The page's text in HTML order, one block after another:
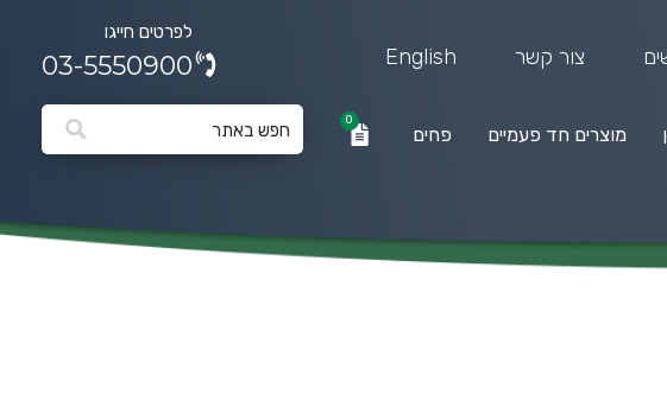
צור קשר English
לפרטים חייגו
03-5550900
מוצרים חד פעמיים פחים
0